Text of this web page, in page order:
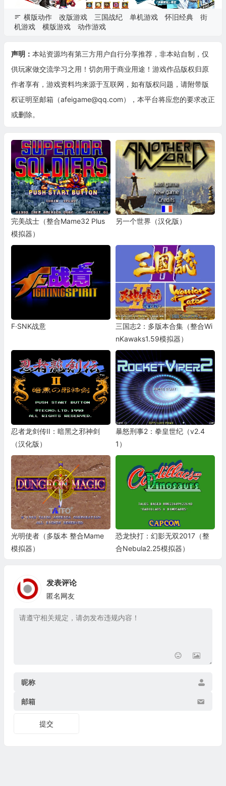
横版动作 改版游戏 三国战纪 单机游戏 怀旧经典
街
机游戏
横版游戏 动作游戏
声明： 本站资源均有第三方用户自行分享推荐，非本站自制，仅
供玩家做交流学习之用！切勿用于商业用途！游戏作品版权归原
作者享有，游戏资料均来源于互联网，如有版权问题，请附带版
权证明至邮箱（afeigame@qq.com），本平台将应您的要求改正
或删除。
完美战士（整合Mame32 Plus
模拟器）
另一个世界（汉化版）
F·SNK战意
三国志2：多版本合集（整合Wi
nKawaks1.59模拟器）
忍者龙剑传II：暗黑之邪神剑
（汉化版）
暴怒刑事2：拳皇世纪（v2.4
1）
光明使者（多版本 整合Mame
模拟器）
恐龙快打：幻影无双2017（整
合Nebula2.25模拟器）
发表评论
匿名网友
昵称
邮箱
提交